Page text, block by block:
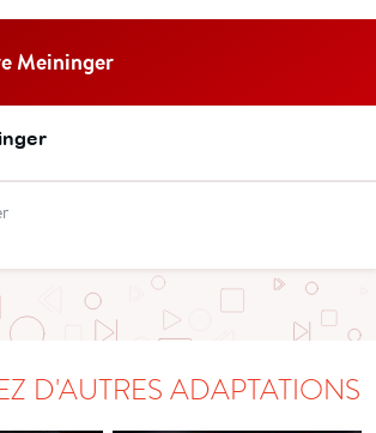
Meininger
D'AUTRES ADAPTATIONS